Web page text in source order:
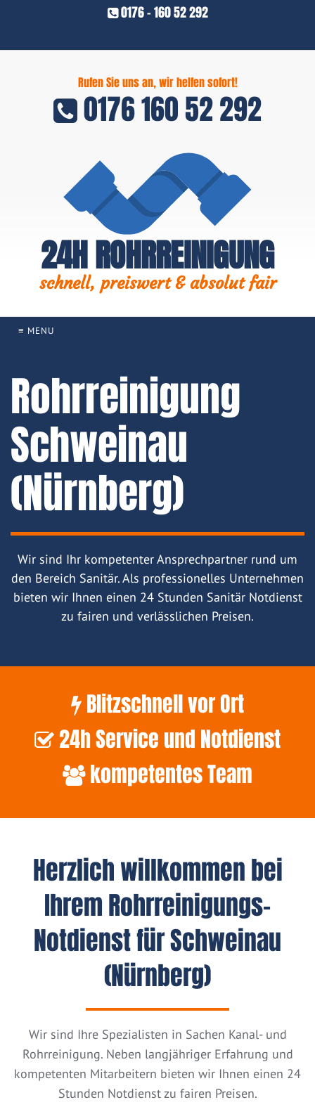
0176 - 160 52 292
Rufen Sie uns an, wir helfen sofort!
0176 160 52 292
24H ROHRREINIGUNG
schnell, preiswert & absolut fair
≡ MENU
Rohrreinigung
Schweinau
(Nürnberg)
Wir sind Ihr kompetenter Ansprechpartner rund um
den Bereich Sanitär. Als professionelles Unternehmen
bieten wir Ihnen einen 24 Stunden Sanitär Notdienst
zu fairen und verlässlichen Preisen.
Blitzschnell vor Ort
24h Service und Notdienst
kompetentes Team
Herzlich willkommen bei
Ihrem Rohrreinigungs-
Notdienst für Schweinau
(Nürnberg)
Wir sind Ihre Spezialisten in Sachen Kanal- und
Rohrreinigung. Neben langjähriger Erfahrung und
kompetenten Mitarbeitern bieten wir Ihnen einen 24
Stunden Notdienst zu fairen Preisen.